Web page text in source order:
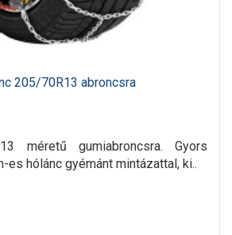
205/70R13 abroncsra
méretű gumiabroncsra. Gyors
hólánc gyémánt mintázattal, ki..